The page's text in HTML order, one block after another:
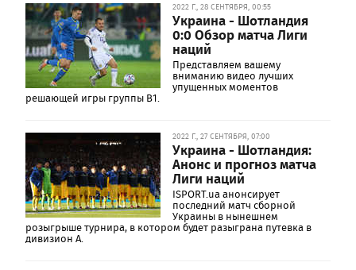
2022 Г., 28 СЕНТЯБРЯ, 00:55
Украина - Шотландия
0:0 Обзор матча Лиги
наций
Представляем вашему
вниманию видео лучших
упущенных моментов
решающей игры группы В1.
2022 Г., 27 СЕНТЯБРЯ, 07:00
Украина - Шотландия:
Анонс и прогноз матча
Лиги наций
ISPORT.ua анонсирует
последний матч сборной
Украины в нынешнем
розыгрыше турнира, в котором будет разыграна путевка в
дивизион А.